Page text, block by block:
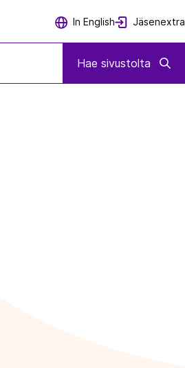
In English Jäsenextra
Hae sivustolta